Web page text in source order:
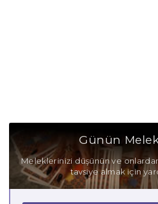
Günün
Meleklerinizi düşünün ve
tavsiye almak için